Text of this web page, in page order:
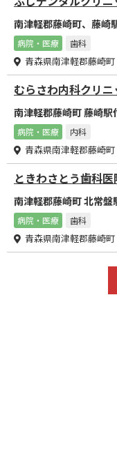
南津軽郡藤崎町、藤崎
病院・医療 歯科
青森県南津軽郡藤崎
むらさわ内科クリニ
南津軽郡藤崎町 藤崎
病院・医療 内科
青森県南津軽郡藤崎
ときわさとう歯科医
南津軽郡藤崎町 北常
病院・医療 歯科
青森県南津軽郡藤崎